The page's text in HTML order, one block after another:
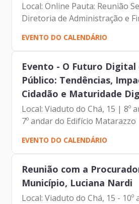
Local: Online Pauta: Reunião
Diretoria de Administração e
Participantes: - Francisco
Prodam-SP - André Tomiatto -
Presidência | Prodam-SP -...
EVENTO DO CALENDÁRIO
Evento - O Futuro Digital
Público: Tendências,
Cidadão e Maturidade
Local: Viaduto do Chá, 15 | 8º
7º andar do Edifício Matarazzo
EVENTO DO CALENDÁRIO
Reunião com a
Município, Luciana Nardi
Local: Viaduto do Chá, 15 - 10º